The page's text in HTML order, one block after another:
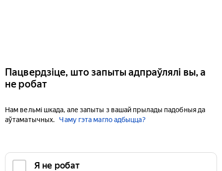
Пацвердзіце, што запыты адпраўлялі вы, а
не робат
Нам вельмі шкада, але запыты з вашай прылады падобныя да
аўтаматычных.
Чаму гэта магло адбыцца?
Я не робат